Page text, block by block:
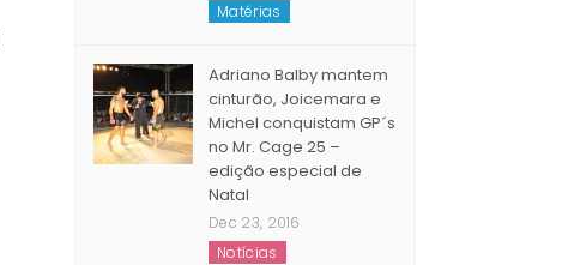
Matérias
Adriano Balby mantem
cinturão, Joicemara e
Michel conquistam GP´s
no Mr. Cage 25 –
edição especial de
Natal
Dec 23, 2016
Notícias